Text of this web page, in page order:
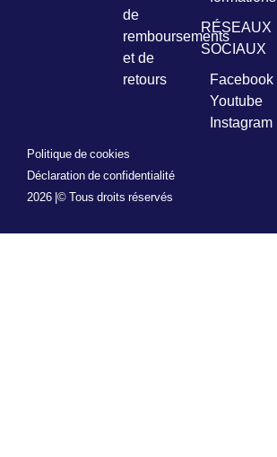
de
remboursements
et de
retours
RÉSEAUX
SOCIAUX
Facebook
Youtube
Instagram
2026 |© Tous droits réservés
Politique de cookies
Déclaration de confidentialité